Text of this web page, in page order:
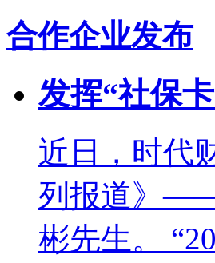
合作企业发布
发挥“社保
近日，时代
列报道》——
彬先生。